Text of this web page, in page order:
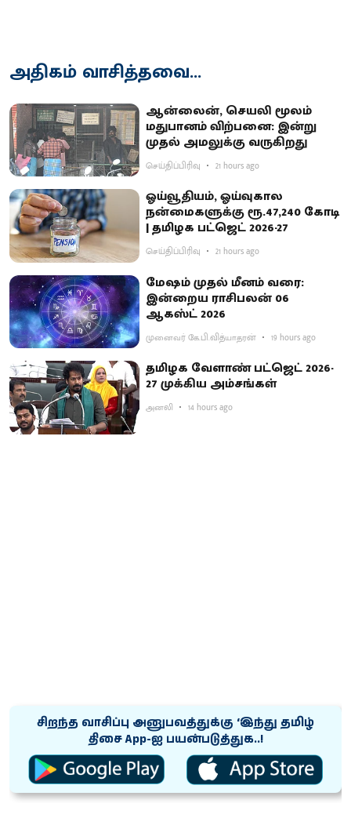
அதிகம் வாசித்தவை...
ஆன்லைன், செயலி மூலம்
மதுபானம் விற்பனை: இன்று
முதல் அமலுக்கு வருகிறது
செய்திப்பிரிவு 21 hours ago
ஓய்வூதியம், ஓய்வுகால
நன்மைகளுக்கு ரூ.47,240 கோடி
| தமிழக பட்ஜெட் 2026-27
செய்திப்பிரிவு 21 hours ago
மேஷம் முதல் மீனம் வரை:
இன்றைய ராசிபலன் 06
ஆகஸ்ட் 2026
முனைவர் கே.பி.வித்யாதரன் 19 hours ago
தமிழக வேளாண் பட்ஜெட் 2026-
27 முக்கிய அம்சங்கள்
அனலி 14 hours ago
சிறந்த வாசிப்பு அனுபவத்துக்கு ‘இந்து தமிழ்
திசை App-ஐ பயன்படுத்துக..!